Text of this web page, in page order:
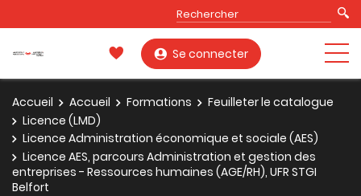
Se connecter
Accueil Accueil Formations
Feuilleter le catalogue
Licence (LMD)
Licence Administration économique et sociale (AES)
Licence AES, parcours Administration et gestion des
entreprises - Ressources humaines (AGE/RH), UFR STGI
Belfort